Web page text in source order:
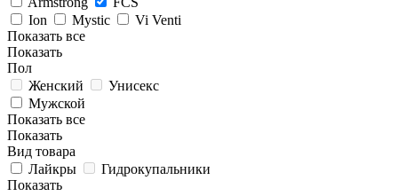
Ion
Mystic
Vi Venti
Показать все
Показать
Пол
Женский
Унисекс
Мужской
Показать все
Показать
Вид товара
Лайкры
Гидрокупальники
Показать